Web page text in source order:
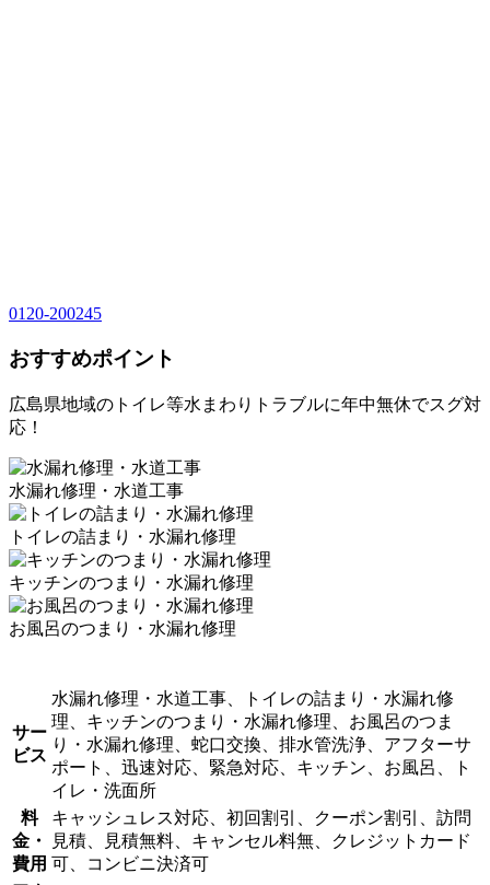
0120-200245
おすすめポイント
広島県地域のトイレ等水まわりトラブルに年中無休でスグ対
応！
水漏れ修理・水道工事
トイレの詰まり・水漏れ修理
キッチンのつまり・水漏れ修理
お風呂のつまり・水漏れ修理
サー
ビス
水漏れ修理・水道工事、トイレの詰まり・水漏れ修
理、キッチンのつまり・水漏れ修理、お風呂のつま
り・水漏れ修理、蛇口交換、排水管洗浄、アフターサ
ポート、迅速対応、緊急対応、キッチン、お風呂、ト
イレ・洗面所
料
金・
費用
キャッシュレス対応、初回割引、クーポン割引、訪問
見積、見積無料、キャンセル料無、クレジットカード
可、コンビニ決済可